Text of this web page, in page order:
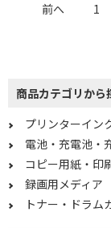
前へ 1
商品カテゴリから
プリンターイン
電池・充電池・
コピー用紙・印
録画用メディア
トナー・ドラム
互換ト
サイズ
A2
A3
A5